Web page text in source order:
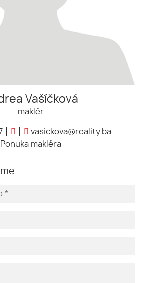
Vašíčková
maklér
vasickova@reality.ba
Ponuka makléra